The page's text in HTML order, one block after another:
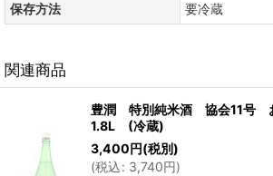
保存方法
要冷蔵
関連商品
豊潤 特別純米酒 協会11号
1.8L (冷蔵)
3,400円(税別)
(税込: 3,740円)